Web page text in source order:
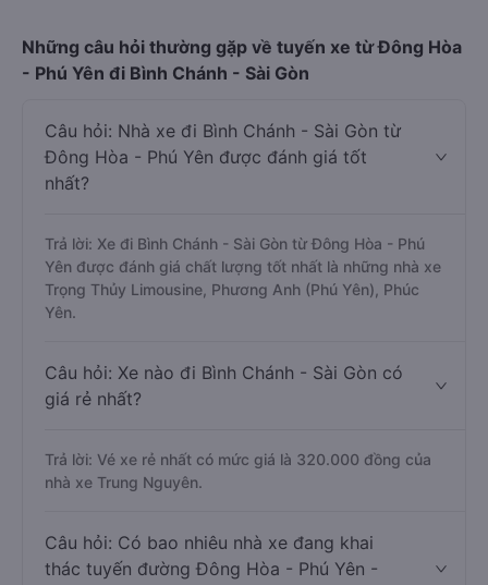
Những câu hỏi thường gặp về tuyến xe từ Đông Hòa
- Phú Yên đi Bình Chánh - Sài Gòn
Câu hỏi: Nhà xe đi Bình Chánh - Sài Gòn từ
Đông Hòa - Phú Yên được đánh giá tốt
nhất?
Trả lời: Xe đi Bình Chánh - Sài Gòn từ Đông Hòa - Phú
Yên được đánh giá chất lượng tốt nhất là những nhà xe
Trọng Thủy Limousine, Phương Anh (Phú Yên), Phúc
Yên.
Câu hỏi: Xe nào đi Bình Chánh - Sài Gòn có
giá rẻ nhất?
Trả lời: Vé xe rẻ nhất có mức giá là 320.000 đồng của
nhà xe Trung Nguyên.
Câu hỏi: Có bao nhiêu nhà xe đang khai
thác tuyến đường Đông Hòa - Phú Yên -